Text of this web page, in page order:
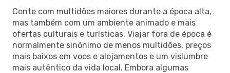
Conte com multidões maiores durante a época alta,
mas também com um ambiente animado e mais
ofertas culturais e turísticas. Viajar fora de época é
normalmente sinónimo de menos multidões, preços
mais baixos em voos e alojamentos e um vislumbre
mais autêntico da vida local. Embora algumas